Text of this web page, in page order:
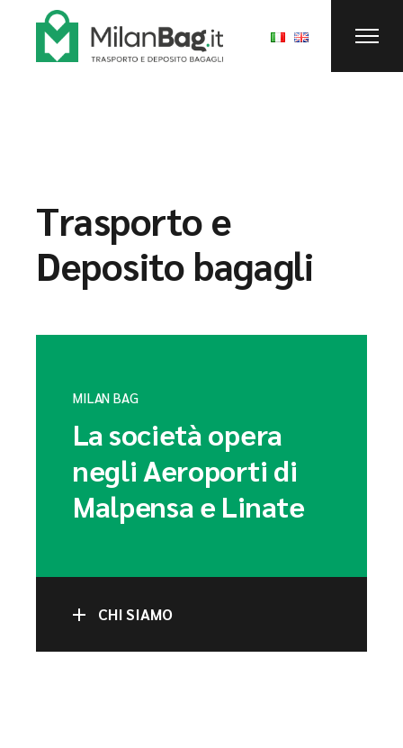
Trasporto e
Deposito bagagli
MILAN BAG
La società opera
negli Aeroporti di
Malpensa e Linate
CHI SIAMO